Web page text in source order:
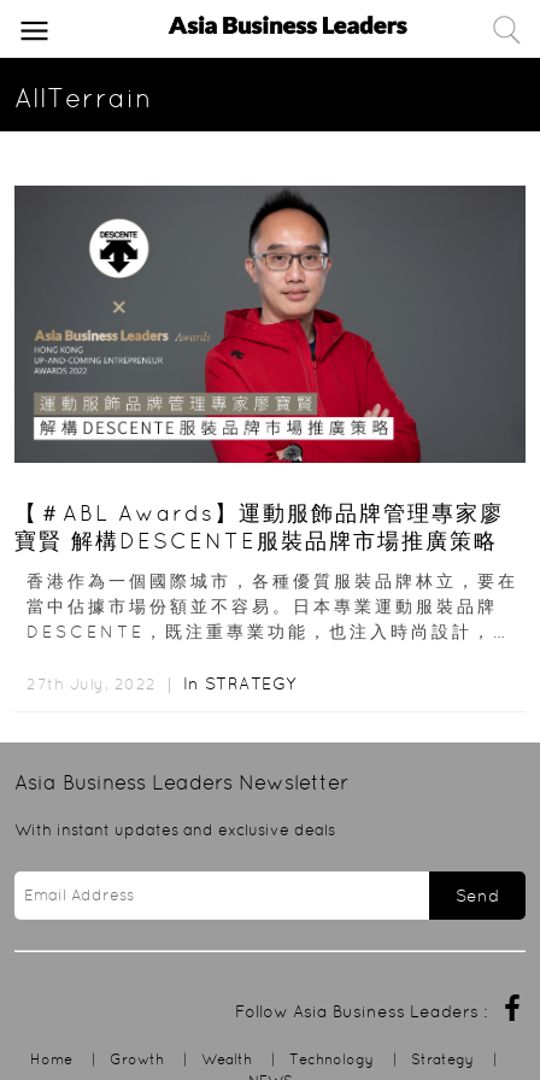
AllTerrain
【＃ABL Awards】運動服飾品牌管理專家廖
寶賢 解構DESCENTE服裝品牌市場推廣策略
香港作為一個國際城市，各種優質服裝品牌林立，要在
當中佔據市場份額並不容易。日本專業運動服裝品牌
DESCENTE，既注重專業功能，也注入時尚設計，近
27th July, 2022 ｜ In STRATEGY
Asia Business Leaders Newsletter
With instant updates and exclusive deals
Send
Follow Asia Business Leaders :
Home | Growth | Wealth | Technology | Strategy
|